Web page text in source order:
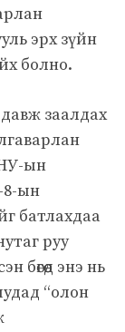
эрх зүйн
болно.
заалдах
ын
8-ын
батлахдаа
руу
бөгөөд энэ нь
“олон